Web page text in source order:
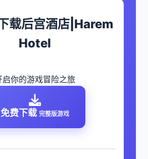
载后宫酒店|Harem
Hotel
启你的游戏冒险之旅
免费下载 完整版游戏